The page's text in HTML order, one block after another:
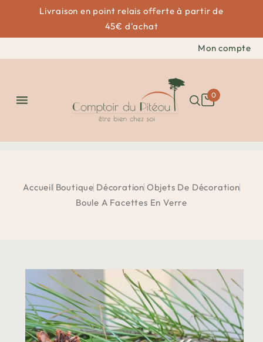
Livraison en point relais offerte à partir de
45€ d'achat
Mon compte
 0
Accueil Boutique Décoration Objets De Décoration
Boule A Facettes En Verre